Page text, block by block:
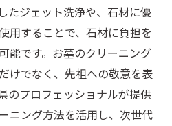
たジェット洗浄や、石材に優
用することで、石材に負担を
能です。お墓のクリーニング
けでなく、先祖への敬意を表
のプロフェッショナルが提供
ニング方法を活用し、次世代